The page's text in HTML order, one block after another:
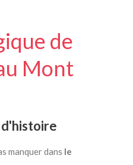
de
Mont
manquer dans le